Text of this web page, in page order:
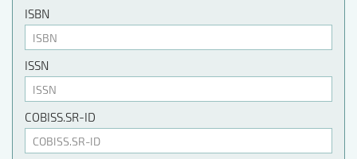
ISBN
ISSN
COBISS.SR-ID